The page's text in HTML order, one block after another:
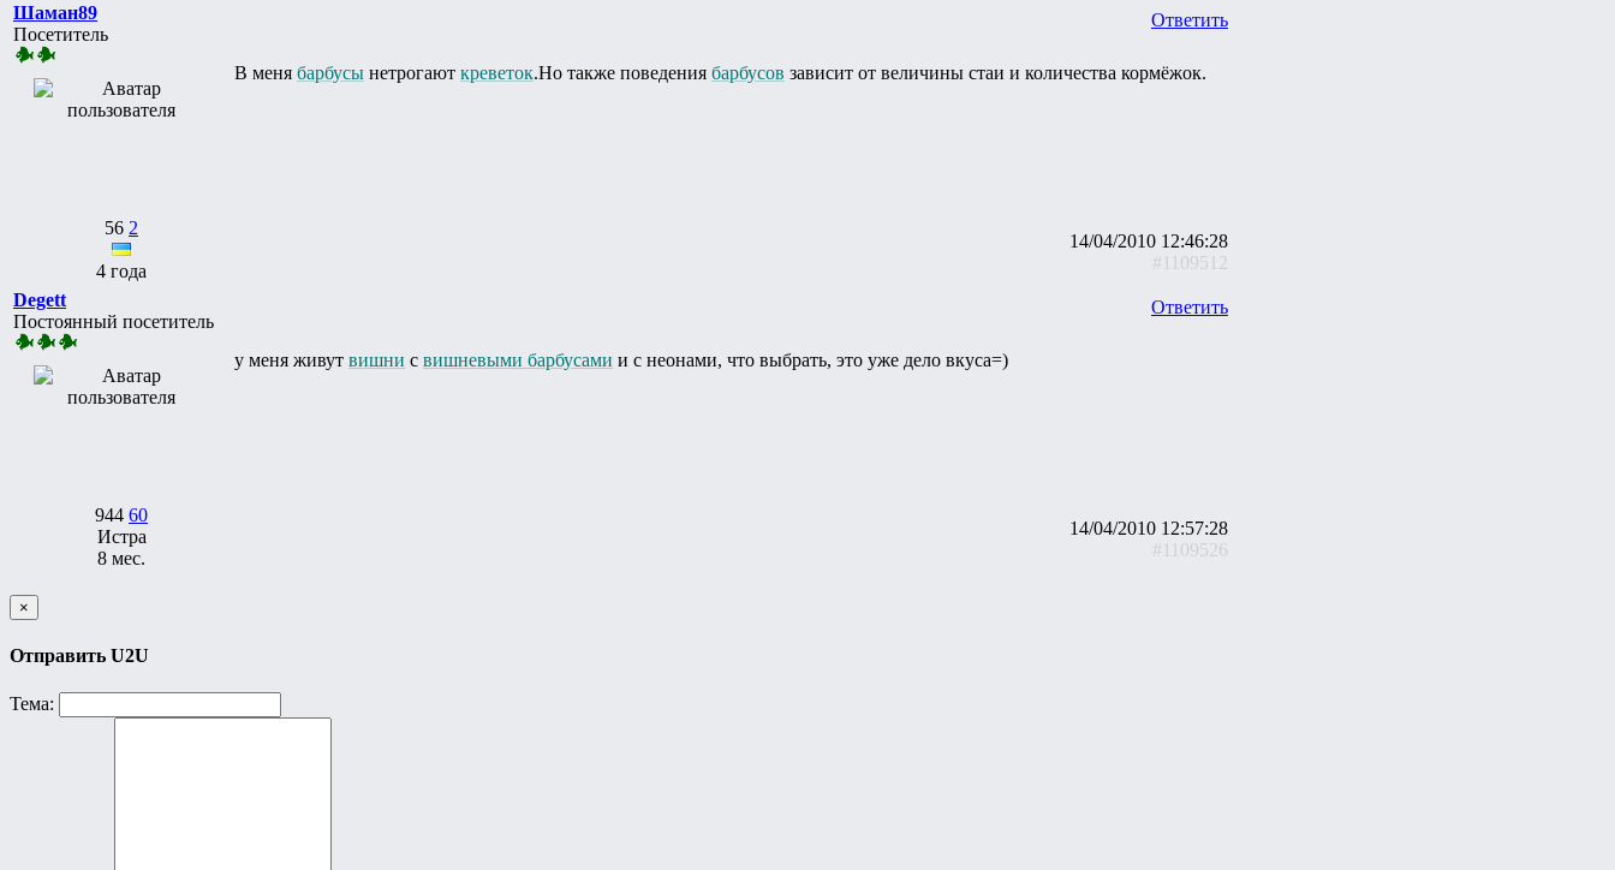
Шаман89
Посетитель
56 2
4 года
Ответить
В меня барбусы нетрогают креветок.Но также поведения барбусов зависит от величины стаи и количества кормёжок.
14/04/2010 12:46:28
#1109512
Degett
Постоянный посетитель
944 60
Истра
8 мес.
Ответить
у меня живут вишни с вишневыми барбусами и с неонами, что выбрать, это уже дело вкуса=)
14/04/2010 12:57:28
#1109526
×
Отправить U2U
Тема: